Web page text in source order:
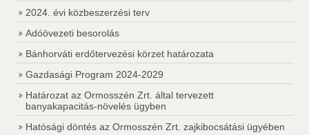
2024. évi közbeszerzési terv
Adóövezeti besorolás
Bánhorváti erdőtervezési körzet határozata
Gazdasági Program 2024-2029
Határozat az Ormosszén Zrt. által tervezett
banyakapacitás-növelés ügyben
Hatósági döntés az Ormosszén Zrt. zajkibocsátási ügyében